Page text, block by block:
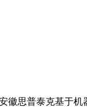
徽思普泰克基于